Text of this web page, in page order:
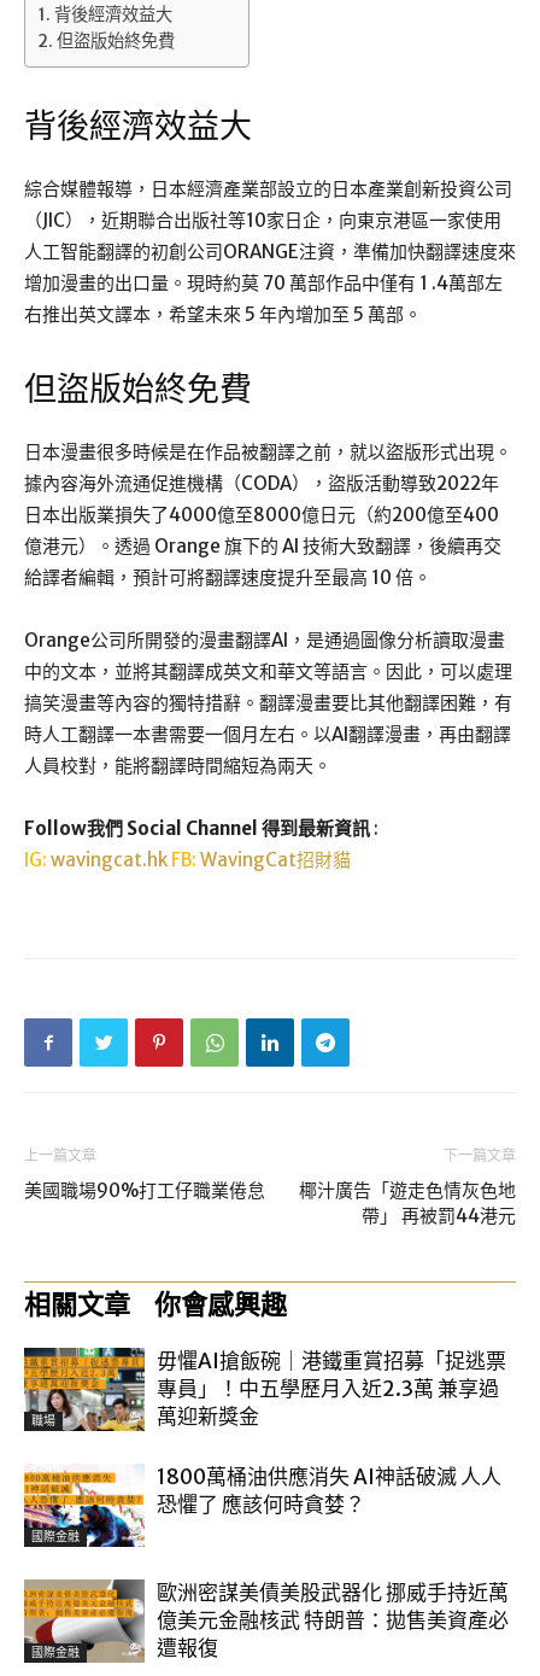
背後經濟效益大
但盜版始終免費
背後經濟效益大
綜合媒體報導，日本經濟產業部設立的日本產業創新投資公司
（JIC），近期聯合出版社等10家日企，向東京港區一家使用
人工智能翻譯的初創公司ORANGE注資，準備加快翻譯速度來
增加漫畫的出口量。現時約莫 70 萬部作品中僅有 1 .4萬部左
右推出英文譯本，希望未來 5 年內增加至 5 萬部。
但盜版始終免費
日本漫畫很多時候是在作品被翻譯之前，就以盜版形式出現。
據內容海外流通促進機構（CODA），盜版活動導致2022年
日本出版業損失了4000億至8000億日元（約200億至400
億港元）。透過 Orange 旗下的 AI 技術大致翻譯，後續再交
給譯者編輯，預計可將翻譯速度提升至最高 10 倍。
Orange公司所開發的漫畫翻譯AI，是通過圖像分析讀取漫畫
中的文本，並將其翻譯成英文和華文等語言。因此，可以處理
搞笑漫畫等內容的獨特措辭。翻譯漫畫要比其他翻譯困難，有
時人工翻譯一本書需要一個月左右。以AI翻譯漫畫，再由翻譯
人員校對，能將翻譯時間縮短為兩天。
Follow我們 Social Channel 得到最新資訊 :
IG: wavingcat.hk FB: WavingCat招財貓
上一篇文章
美國職場90%打工仔職業倦怠
下一篇文章
椰汁廣告「遊走色情灰色地
帶」 再被罰44港元
相關文章 你會感興趣
職場
毋懼AI搶飯碗｜港鐵重賞招募「捉逃票
專員」！中五學歷月入近2.3萬 兼享過
萬迎新獎金
國際金融
1800萬桶油供應消失 AI神話破滅 人人
恐懼了 應該何時貪婪？
國際金融
歐洲密謀美債美股武器化 挪威手持近萬
億美元金融核武 特朗普：拋售美資產必
遭報復